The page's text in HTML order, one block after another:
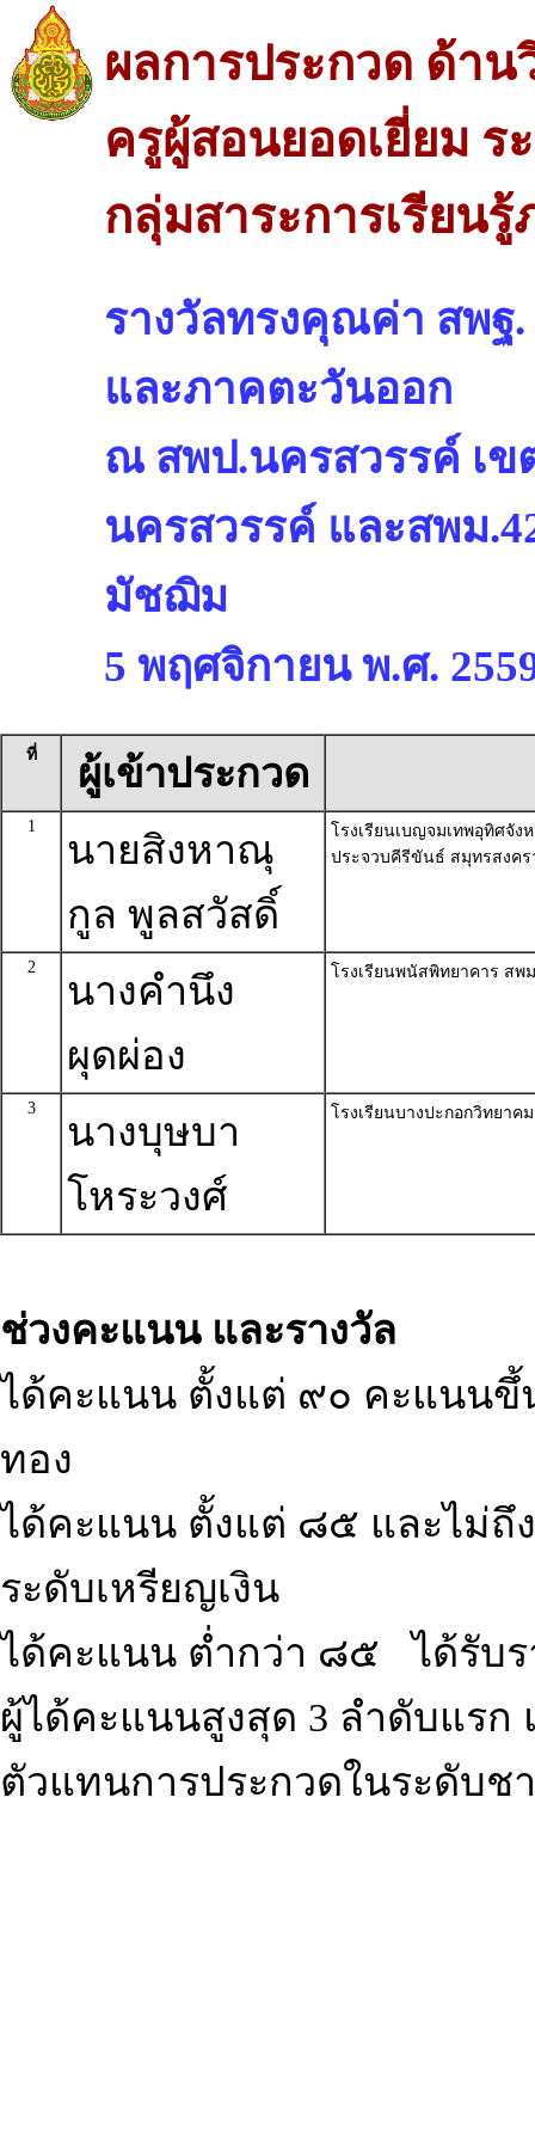
ผลการประกวด ด้าน
ครูผู้สอนยอดเยี่ยม
กลุ่มสาระการเรียน
รางวัลทรงคุณค่า สพฐ.
และภาคตะวันออก
ณ สพป.นครสวรรค์ เข
นครสวรรค์ และสพม
มัชฌิม
5 พฤศจิกายน พ.ศ.
ที่ ผู้เข้าประกวด
1
นายสิงหาณุ
กูล พูลสวัสดิ์
โรงเรียนเบญจมเทพอุทิศจัง
ประจวบคีรีขันธ์ สมุทรสงค
2
นางคำนึง
ผุดผ่อง
โรงเรียนพนัสพิทยาคาร สพ
3
นางบุษบา
โหระวงศ์
โรงเรียนบางปะกอกวิทยาค
ช่วงคะแนน และรางวัล
ได้คะแนน ตั้งแต่ ๙๐ คะแนนขึ้
ทอง
ได้คะแนน ตั้งแต่ ๘๕ และไม่ถึ
ระดับเหรียญเงิน
ได้คะแนน ต่ำกว่า ๘๕ ได้รับร
ผู้ได้คะแนนสูงสุด 3 ลำดับแร
ตัวแทนการประกวดในระดับช